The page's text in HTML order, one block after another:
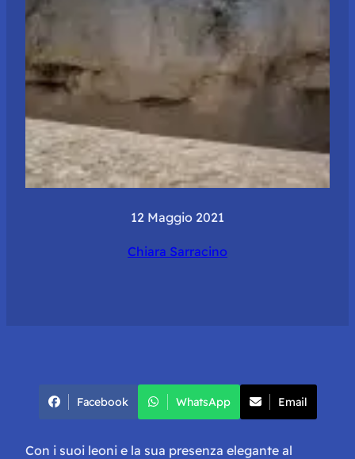
12 Maggio 2021
Chiara Sarracino
Facebook WhatsApp Email
Con i suoi leoni e la sua presenza elegante al